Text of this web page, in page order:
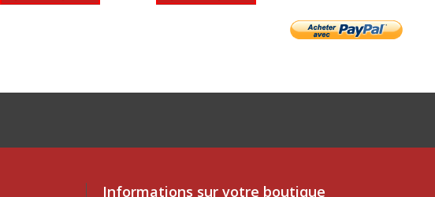
Informations sur votre boutique